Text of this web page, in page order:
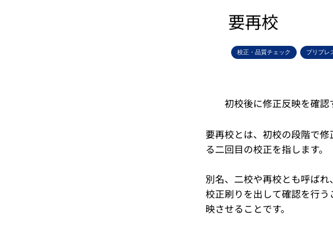
要再校
校正・品質チェック プリプレ
初校後に修正反映を確
要再校とは、初校の段階で
る二回目の校正を指します。
別名、二校や再校とも呼ば
校正刷りを出して確認を行
映させることです。